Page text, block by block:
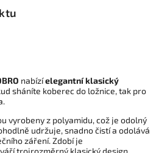
nabízíelegantní klasický
sháníte koberec do ložnice, tak pro
vyrobeny z polyamidu, což je odolný
udržuje, snadno čistí a odolává
záření. Zdobí je
trojrozměrný klasický design.